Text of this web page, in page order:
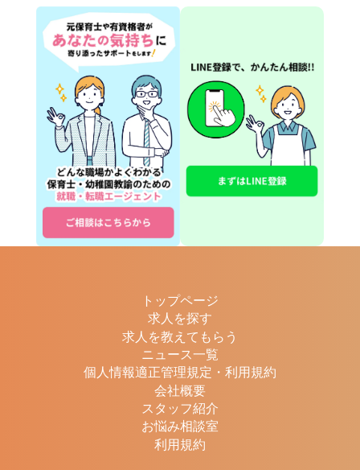
トップページ
求人を探す
求人を教えてもらう
ニュース一覧
個人情報適正管理規定・利用規約
会社概要
スタッフ紹介
お悩み相談室
利用規約